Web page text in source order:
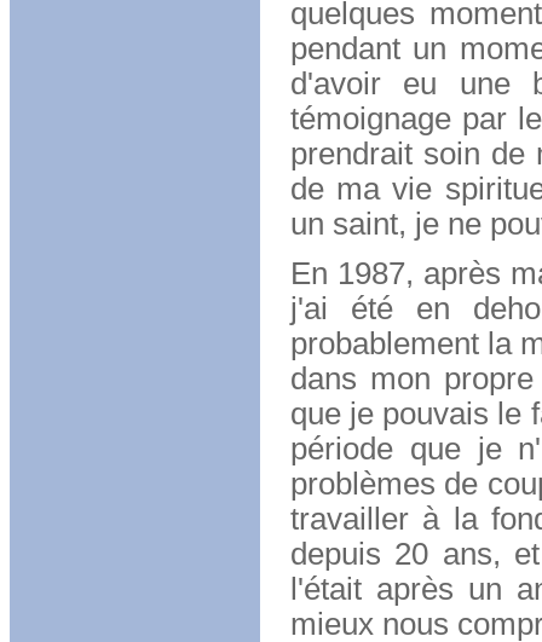
quelques
pendant un
d'avoir eu une
témoignage par
prendrait soin de
de ma vie
un saint, je ne
En 1987, après
j'ai été en
probablement la
dans mon
que je pouvais le
période que je
problèmes de
travailler à la
depuis 20 ans,
l'était après un
mieux nous